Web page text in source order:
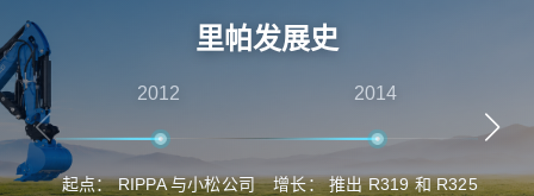
里帕发展史
2012
起点： RIPPA 与小松公司
2014
增长： 推出 R319 和 R325
突